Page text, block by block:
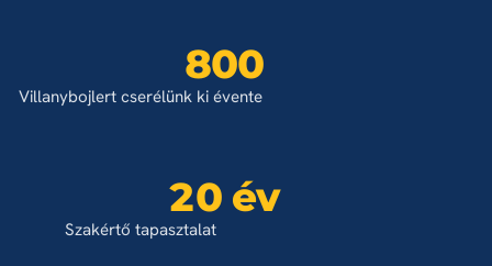
800
Villanybojlert cserélünk ki évente
20 év
Szakértő tapasztalat